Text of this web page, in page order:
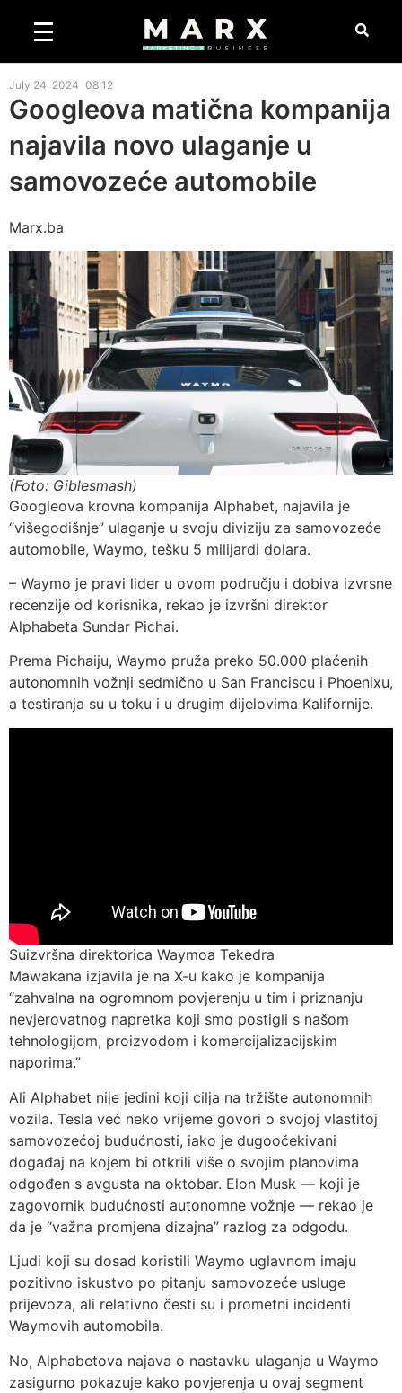
July 24, 2024 08:12
Googleova matična kompanija
najavila novo ulaganje u
samovozeće automobile
Marx.ba
(Foto: Giblesmash)
Googleova krovna kompanija Alphabet, najavila je
“višegodišnje” ulaganje u svoju diviziju za samovozeće
automobile, Waymo, tešku 5 milijardi dolara.
– Waymo je pravi lider u ovom području i dobiva izvrsne
recenzije od korisnika, rekao je izvršni direktor
Alphabeta Sundar Pichai.
Prema Pichaiju, Waymo pruža preko 50.000 plaćenih
autonomnih vožnji sedmično u San Franciscu i Phoenixu,
a testiranja su u toku i u drugim dijelovima Kalifornije.
Suizvršna direktorica Waymoa Tekedra
Mawakana izjavila je na X-u kako je kompanija
“zahvalna na ogromnom povjerenju u tim i priznanju
nevjerovatnog napretka koji smo postigli s našom
tehnologijom, proizvodom i komercijalizacijskim
naporima.”
Ali Alphabet nije jedini koji cilja na tržište autonomnih
vozila. Tesla već neko vrijeme govori o svojoj vlastitoj
samovozećoj budućnosti, iako je dugoočekivani
događaj na kojem bi otkrili više o svojim planovima
odgođen s avgusta na oktobar. Elon Musk — koji je
zagovornik budućnosti autonomne vožnje — rekao je
da je “važna promjena dizajna” razlog za odgodu.
Ljudi koji su dosad koristili Waymo uglavnom imaju
pozitivno iskustvo po pitanju samovozeće usluge
prijevoza, ali relativno česti su i prometni incidenti
Waymovih automobila.
No, Alphabetova najava o nastavku ulaganja u Waymo
zasigurno pokazuje kako povjerenja u ovaj segment